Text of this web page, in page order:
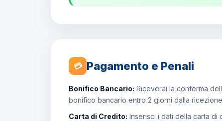
💳 Pagamento e Penali
Bonifico Bancario: Riceverai la conferma
bonifico bancario entro 2 giorni dalla
Carta di Credito: Inserisci i dati della carta di